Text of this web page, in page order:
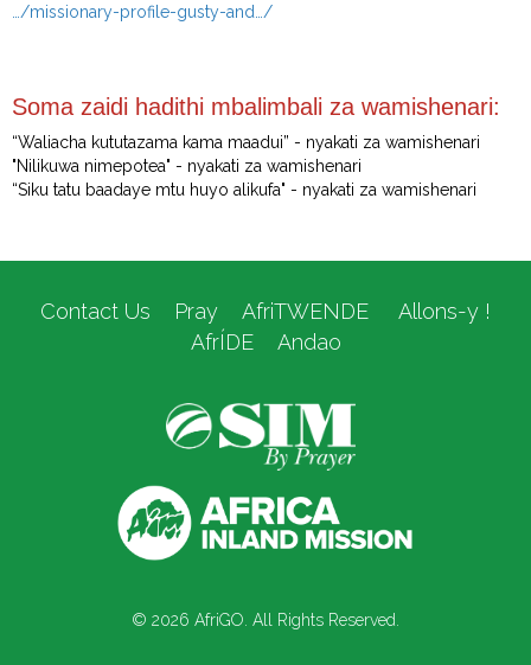
…/missionary-profile-gusty-and…/
Soma zaidi hadithi mbalimbali za wamishenari:
“Waliacha kututazama kama maadui” - nyakati za wamishenari
"Nilikuwa nimepotea" - nyakati za wamishenari
“Siku tatu baadaye mtu huyo alikufa" - nyakati za wamishenari
Contact Us Pray AfriTWENDE
Allons-y !
AfrÍDE
Andao
© 2026 AfriGO. All Rights Reserved.